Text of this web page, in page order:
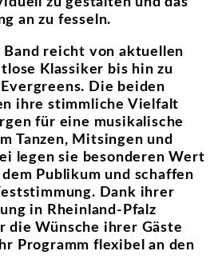
an zu fesseln.
Band reicht von aktuellen
Klassiker bis hin zu
Die beiden
ihre stimmliche Vielfalt
für eine musikalische
Tanzen, Mitsingen und
legen sie besonderen Wert
Publikum und schaffen
Dank ihrer
in Rheinland-Pfalz
die Wünsche ihrer Gäste
Programm flexibel an den